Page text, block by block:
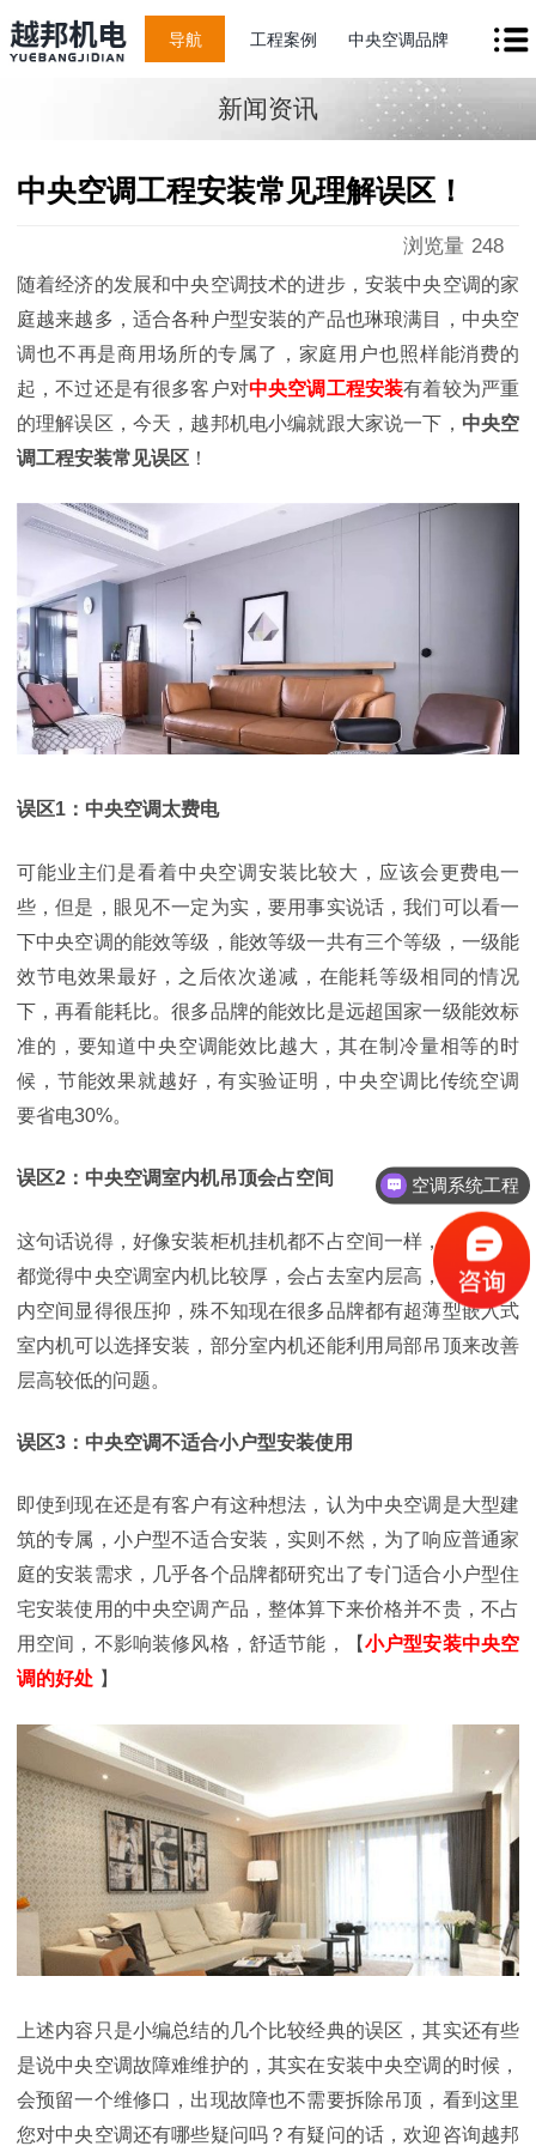
导航 工程案例 中央空调品牌
新闻资讯
中央空调工程安装常见理解误区！
浏览量 248
随着经济的发展和中央空调技术的进步，安装中央空调的家
庭越来越多，适合各种户型安装的产品也琳琅满目，中央空
调也不再是商用场所的专属了，家庭用户也照样能消费的
起，不过还是有很多客户对中央空调工程安装有着较为严重
的理解误区，今天，越邦机电小编就跟大家说一下， 中央空
调工程安装常见误区 ！
误区1： 中央空调太费电
可能业主们是看着中央空调安装比较大，应该会更费电一
些，但是，眼见不一定为实，要用事实说话，我们可以看一
下中央空调的能效等级，能效等级一共有三个等级，一级能
效节电效果最好，之后依次递减， 在能耗等级相同的情况
下，再看能耗比。很多品牌的能效比是远超国家一级能效标
准的，要知道中央空调能效比越大，其在制冷量相等的时
候，节能效果就越好，有实验证明，中央空调比传统空调
要省电30%。
误区2： 中央空调室内机吊顶会占空间
这句话说得，好像安装柜机挂机都不占空间一样，很多客户
都觉得中央空调室内机比较厚，会占去室内层高，这就让室
内空间显得很压抑，殊不知现在很多品牌都有超薄型嵌入式
室内机可以选择安装，部分室内机还能利用局部吊顶来改善
层高较低的问题。
误区3 ：中央空调不适合小户型安装使用
即使到现在还是有客户有这种想法，认为中央空调是大型建
筑的专属，小户型不适合安装，实则不然，为了响应普通家
庭的安装需求，几乎各个品牌都研究出了专门适合小户型住
宅安装使用的中央空调产品，整体算下来价格并不贵，不占
用空间，不影响装修风格，舒适节能，
【小户型安装中央空
调的好处 】
上述内容只是小编总结的几个比较经典的误区，其实还有些
是说中央空调故障难维护的，其实在安装中央空调的时候，
会预留一个维修口，出现故障也不需要拆除吊顶，看到这里
您对中央空调还有哪些疑问吗？有疑问的话，欢迎咨询越邦
空调系统工程